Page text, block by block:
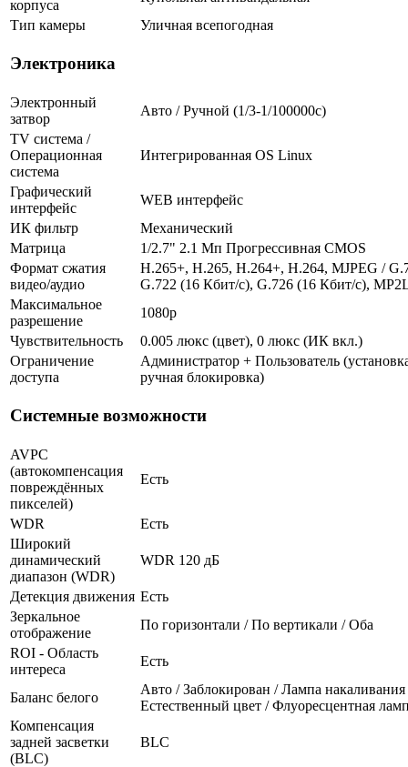
корпуса
Тип камеры
Уличная всепогодная
Электроника
Электронный
затвор
Авто / Ручной (1/3-1/100000c)
TV система /
Операционная
система
Интегрированная OS Linux
Графический
интерфейс
WEB интерфейс
ИК фильтр
Механический
Матрица
1/2.7" 2.1 Мп Прогрессивная CMOS
Формат сжатия
видео/аудио
H.265+, H.265, H.264+, H.264, MJPEG /
G.722 (16 Кбит/с), G.726 (16 Кбит/с),
Максимальное
разрешение
1080p
Чувствительность
0.005 люкс (цвет), 0 люкс (ИК вкл.)
Ограничение
доступа
Администратор + Пользователь
ручная блокировка)
Системные возможности
AVPC
(автокомпенсация
повреждённых
пикселей)
Есть
WDR
Есть
Широкий
динамический
диапазон (WDR)
WDR 120 дБ
Детекция движения Есть
Зеркальное
отображение
По горизонтали / По вертикали / Оба
ROI - Область
интереса
Есть
Баланс белого
Авто / Заблокирован / Лампа
Естественный цвет / Флуоресцентная
Компенсация
задней засветки
(BLC)
BLC